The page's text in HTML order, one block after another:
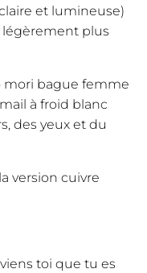
et lumineuse)
plus
mori bague femme
à froid blanc
des yeux et du
version cuivre
toi que tu es